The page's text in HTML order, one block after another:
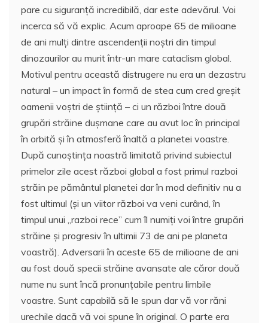
pare cu siguranță incredibilă, dar este adevărul. Voi
incerca să vă explic. Acum aproape 65 de milioane
de ani mulți dintre ascendenții noștri din timpul
dinozaurilor au murit într-un mare cataclism global.
Motivul pentru această distrugere nu era un dezastru
natural – un impact în formă de stea cum cred greșit
oamenii voștri de știință – ci un război între două
grupări străine dușmane care au avut loc în principal
în orbită și în atmosferă înaltă a planetei voastre.
După cunoștința noastră limitată privind subiectul
primelor zile acest război global a fost primul razboi
străin pe pământul planetei dar în mod definitiv nu a
fost ultimul (și un viitor război va veni curând, în
timpul unui „razboi rece” cum îl numiți voi între grupări
străine și progresiv în ultimii 73 de ani pe planeta
voastră). Adversarii în aceste 65 de milioane de ani
au fost două specii străine avansate ale căror două
nume nu sunt încă pronunțabile pentru limbile
voastre. Sunt capabilă să le spun dar vă vor răni
urechile dacă vă voi spune în original. O parte era